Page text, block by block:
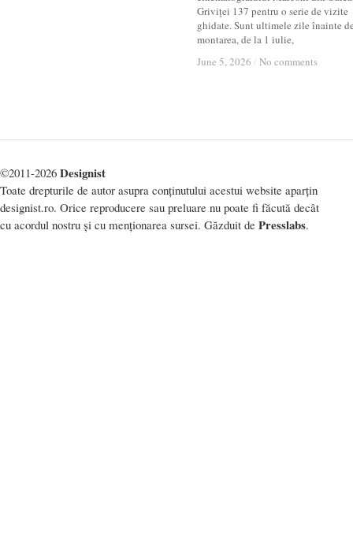
Griviței 137 pentru o serie de vizite
ghidate. Sunt ultimele zile înainte
montarea, de la 1 iulie,
June 5, 2026 / No comments
June 5, 2026 / No comments
©2011-2026 Designist
Toate drepturile de autor asupra conținutului acestui website aparțin
designist.ro. Orice reproducere sau preluare nu poate fi făcută decât
cu acordul nostru și cu menționarea sursei. Găzduit de Presslabs.